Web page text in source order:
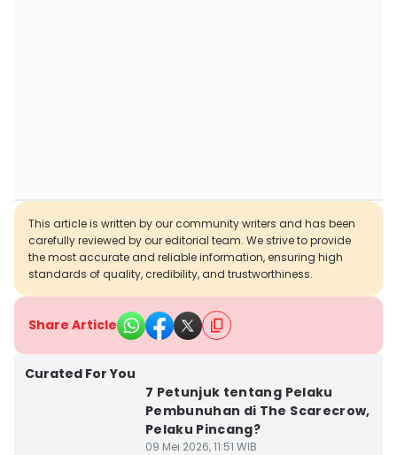
This article is written by our community writers and has been
carefully reviewed by our editorial team. We strive to provide
the most accurate and reliable information, ensuring high
standards of quality, credibility, and trustworthiness.
Share Article
Curated For You
7 Petunjuk tentang Pelaku
Pembunuhan di The Scarecrow,
Pelaku Pincang?
09 Mei 2026, 11:51 WIB